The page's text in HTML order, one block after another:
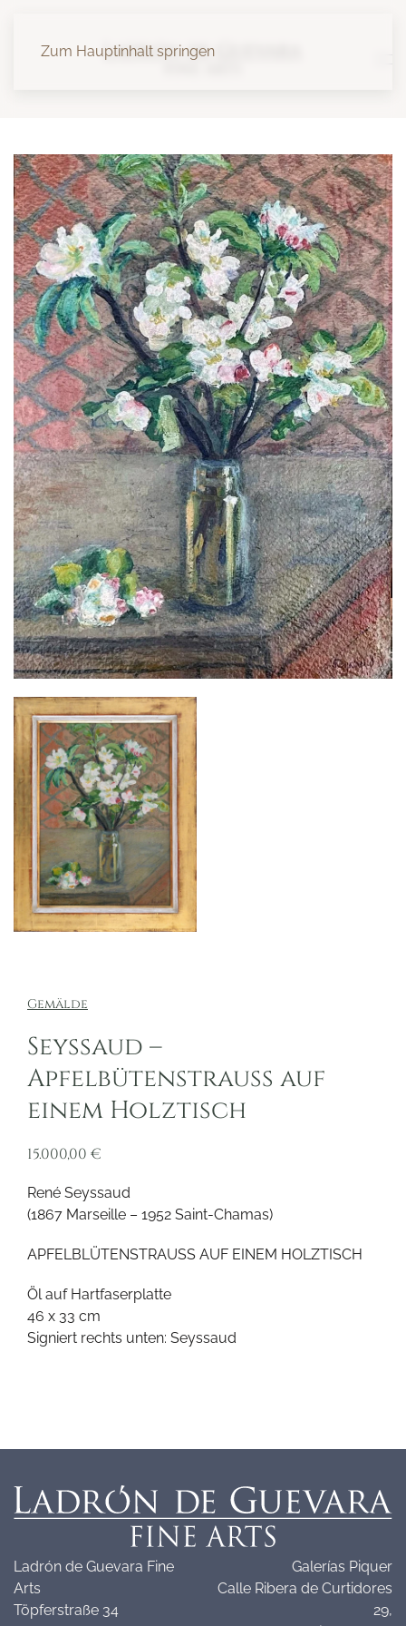
Zum Hauptinhalt springen
Gemälde
Seyssaud –
Apfelbütenstrauss auf
einem Holztisch
15.000,00 €
René Seyssaud
(1867 Marseille – 1952 Saint-Chamas)
APFELBLÜTENSTRAUSS AUF EINEM HOLZTISCH
Öl auf Hartfaserplatte
46 x 33 cm
Signiert rechts unten: Seyssaud
Ladrón de Guevara Fine
Arts
Töpferstraße 34
Galerías Piquer
Calle Ribera de Curtidores
29,